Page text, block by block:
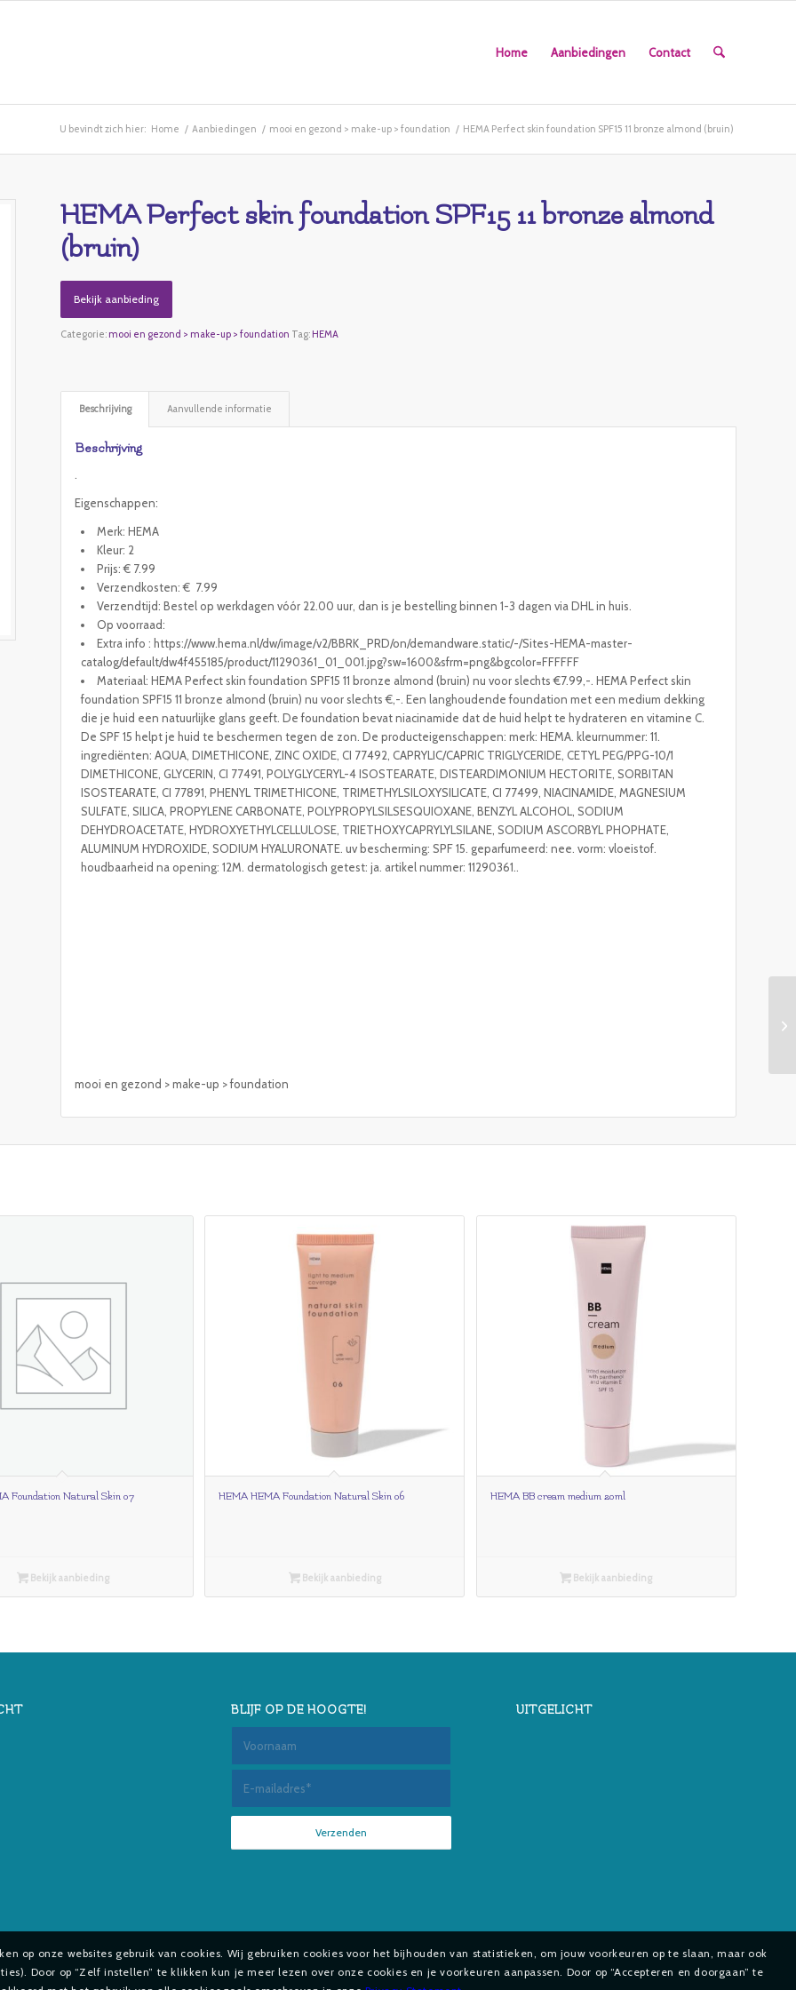
Home Aanbiedingen Contact
U bevindt zich hier: Home / Aanbiedingen / mooi en gezond > make-up > foundation / HEMA Perfect skin foundation SPF15 11 bronze almond (bruin)
HEMA Perfect skin foundation SPF15 11 bronze almond
(bruin)
Bekijk aanbieding
Categorie: mooi en gezond > make-up > foundation Tag: HEMA
Beschrijving Aanvullende informatie
Beschrijving
Eigenschappen:
Merk: HEMA
Kleur: 2
Prijs: € 7.99
Verzendkosten: € 7.99
Verzendtijd: Bestel op werkdagen vóór 22.00 uur, dan is je bestelling binnen 1-3 dagen via DHL in huis.
Op voorraad:
Extra info : https://www.hema.nl/dw/image/v2/BBRK_PRD/on/demandware.static/-/Sites-HEMA-master-
catalog/default/dw4f455185/product/11290361_01_001.jpg?sw=1600&sfrm=png&bgcolor=FFFFFF
Materiaal: HEMA Perfect skin foundation SPF15 11 bronze almond (bruin) nu voor slechts €7.99,-. HEMA Perfect skin
foundation SPF15 11 bronze almond (bruin) nu voor slechts €,-. Een langhoudende foundation met een medium dekking
die je huid een natuurlijke glans geeft. De foundation bevat niacinamide dat de huid helpt te hydrateren en vitamine C.
De SPF 15 helpt je huid te beschermen tegen de zon. De producteigenschappen: merk: HEMA. kleurnummer: 11.
ingrediënten: AQUA, DIMETHICONE, ZINC OXIDE, CI 77492, CAPRYLIC/CAPRIC TRIGLYCERIDE, CETYL PEG/PPG-10/1
DIMETHICONE, GLYCERIN, CI 77491, POLYGLYCERYL-4 ISOSTEARATE, DISTEARDIMONIUM HECTORITE, SORBITAN
ISOSTEARATE, CI 77891, PHENYL TRIMETHICONE, TRIMETHYLSILOXYSILICATE, CI 77499, NIACINAMIDE, MAGNESIUM
SULFATE, SILICA, PROPYLENE CARBONATE, POLYPROPYLSILSESQUIOXANE, BENZYL ALCOHOL, SODIUM
DEHYDROACETATE, HYDROXYETHYLCELLULOSE, TRIETHOXYCAPRYLYLSILANE, SODIUM ASCORBYL PHOPHATE,
ALUMINUM HYDROXIDE, SODIUM HYALURONATE. uv bescherming: SPF 15. geparfumeerd: nee. vorm: vloeistof.
houdbaarheid na opening: 12M. dermatologisch getest: ja. artikel nummer: 11290361..
mooi en gezond > make-up > foundation
Foundation Natural Skin 07
Bekijk aanbieding
HEMA HEMA Foundation Natural Skin 06
Bekijk aanbieding
HEMA BB cream medium 20ml
Bekijk aanbieding
BLIJF OP DE HOOGTE! UITGELICHT
op onze websites gebruik van cookies. Wij gebruiken cookies voor het bijhouden van statistieken, om jouw voorkeuren op te slaan, maar ook
Door op “Zelf instellen” te klikken kun je meer lezen over onze cookies en je voorkeuren aanpassen. Door op “Accepteren en doorgaan” te